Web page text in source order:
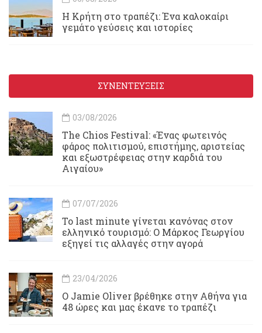
Η Κρήτη στο τραπέζι: Ένα καλοκαίρι
γεμάτο γεύσεις και ιστορίες
ΣΥΝΕΝΤΕΥΞΕΙΣ
03/08/2026
Τhe Chios Festival: «Ένας φωτεινός
φάρος πολιτισμού, επιστήμης, αριστείας
και εξωστρέφειας στην καρδιά του
Αιγαίου»
07/07/2026
Το last minute γίνεται κανόνας στον
ελληνικό τουρισμό: Ο Μάρκος Γεωργίου
εξηγεί τις αλλαγές στην αγορά
23/04/2026
Ο Jamie Oliver βρέθηκε στην Αθήνα για
48 ώρες και μας έκανε το τραπέζι